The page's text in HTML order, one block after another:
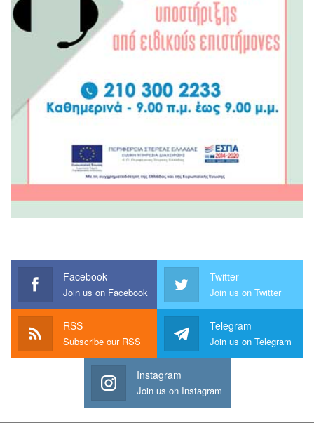
Facebook
Join us on Facebook
Twitter
Join us on Twitter
RSS
Subscribe our RSS
Telegram
Join us on Telegram
Instagram
Join us on Instagram